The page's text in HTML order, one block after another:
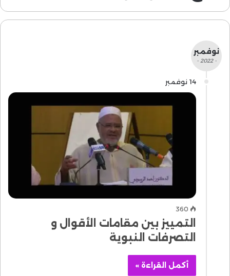
نوفمبر
- 2022 -
14 نوفمبر
360
التمييز بين مقامات الأقوال و
التصرفات النبوية
أكمل القراءة »